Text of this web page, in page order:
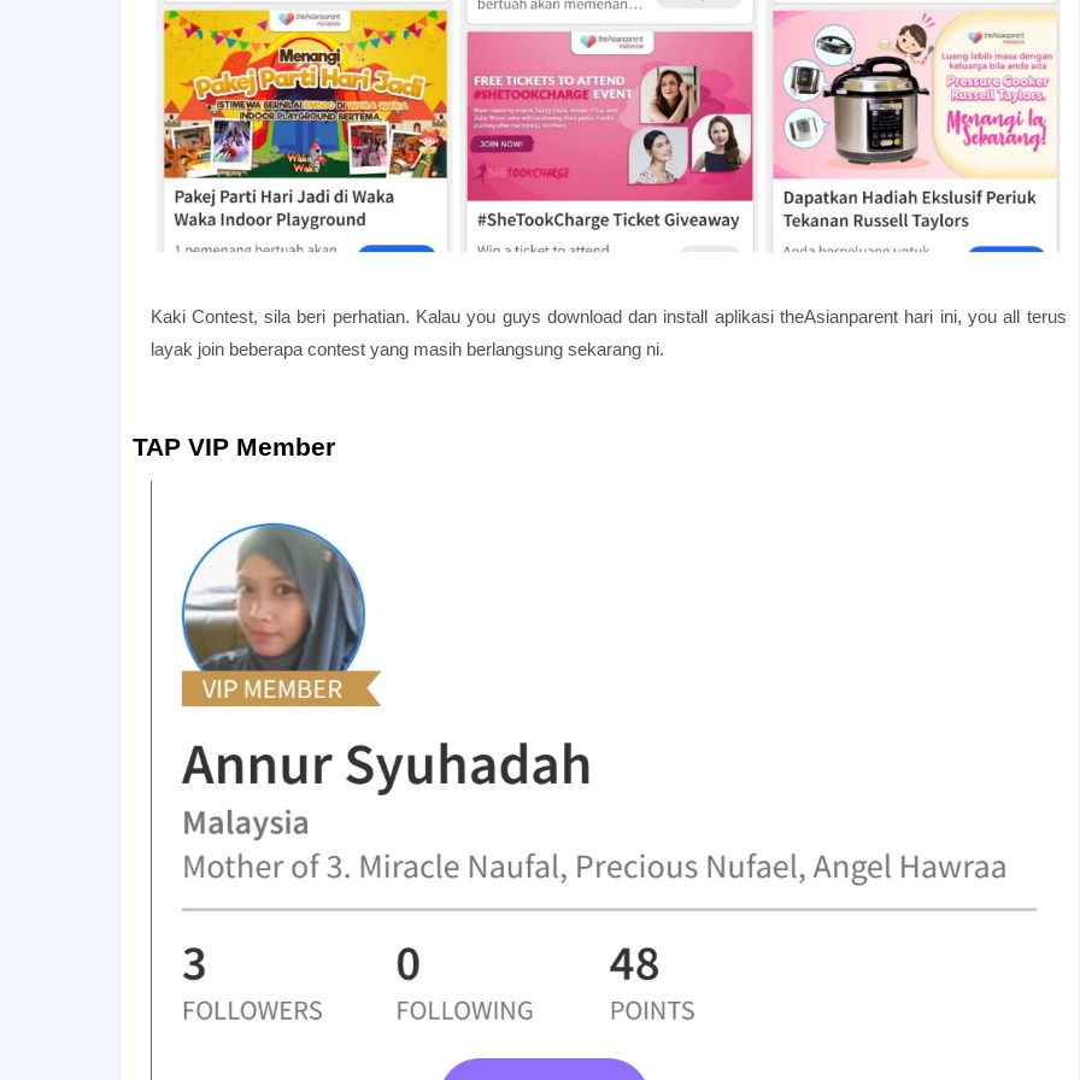
Kaki Contest, sila beri perhatian. Kalau you guys download dan install aplikasi theAsianparent hari ini, you all terus
layak join beberapa contest yang masih berlangsung sekarang ni.
TAP VIP Member